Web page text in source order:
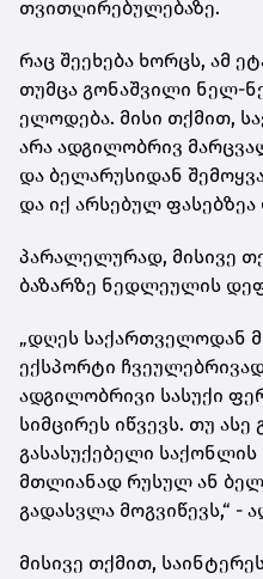
თვითღირებულებაზე.
რაც შეეხება ხორცს, ამ
თუმცა გონაშვილი ნელ-
ელოდება. მისი თქმით,
არა ადგილობრივ
და ბელარუსიდან
და იქ არსებულ
პარალელურად, მისივე
ბაზარზე ნედლეულის
„დღეს საქართველოდან
ექსპორტი
ადგილობრივი სასუქი
სიმცირეს იწვევს. თუ ასე
გასასუქებელი
მთლიანად რუსულ ან
გადასვლა მოგვიწევს,“ -
მისივე თქმით,